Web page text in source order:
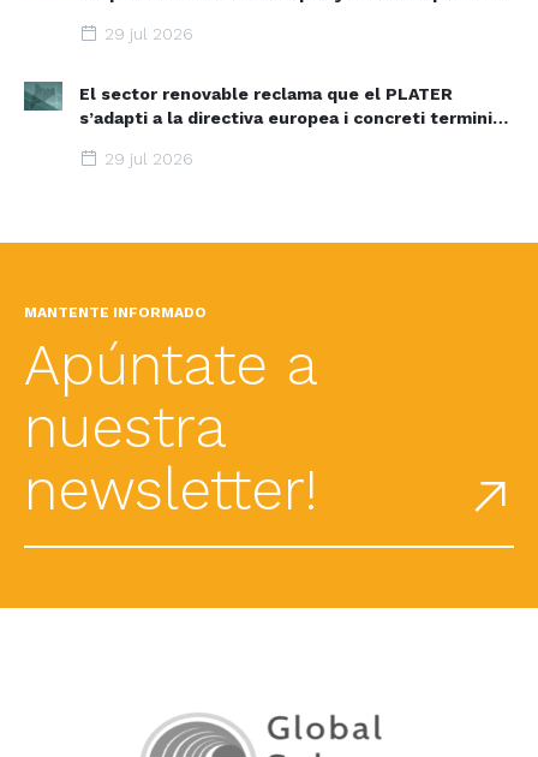
29 jul 2026
El sector renovable reclama que el PLATER
s’adapti a la directiva europea i concreti terminis i
29 jul 2026
MANTENTE INFORMADO
Apúntate a
nuestra
newsletter!